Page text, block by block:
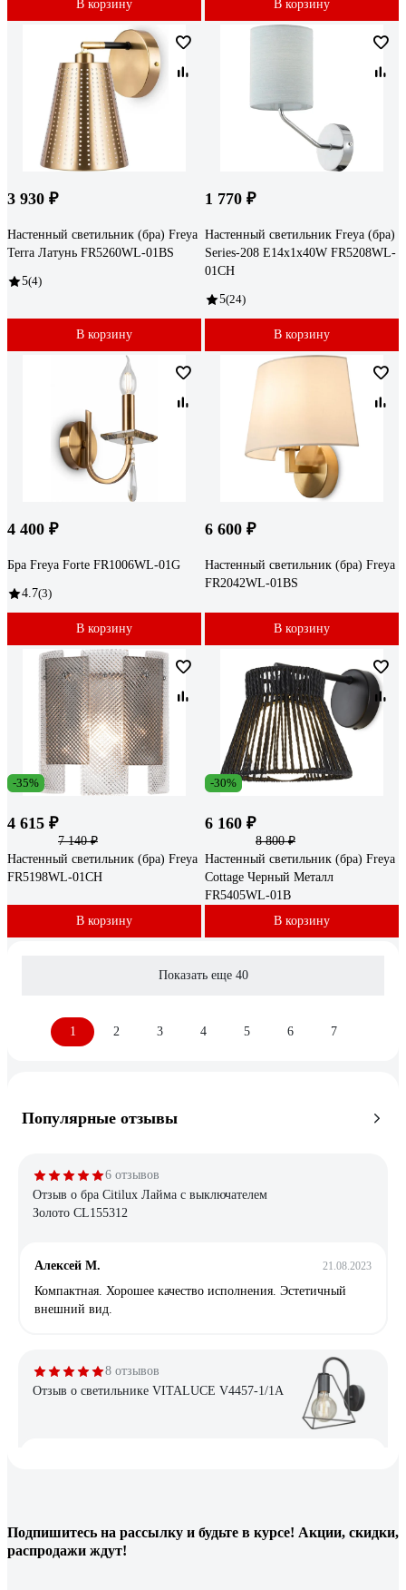
В корзину В корзину
3 930 ₽
Настенный светильник (бра) Freya
Terra Латунь FR5260WL-01BS
5(4)
В корзину
1 770 ₽
Настенный светильник Freya (бра)
Series-208 E14x1х40W FR5208WL-
01CH
5(24)
В корзину
4 400 ₽
Бра Freya Forte FR1006WL-01G
4.7(3)
В корзину
6 600 ₽
Настенный светильник (бра) Freya
FR2042WL-01BS
В корзину
-35%
4 615 ₽
7 140 ₽
Настенный светильник (бра) Freya
FR5198WL-01CH
В корзину
-30%
6 160 ₽
8 800 ₽
Настенный светильник (бра) Freya
Cottage Черный Металл
FR5405WL-01B
В корзину
Показать еще 40
1 2 3 4 5 6 7
Популярные отзывы
6 отзывов
Отзыв о бра Citilux Лайма с выключателем
Золото CL155312
Алексей М. 21.08.2023
Компактная. Хорошее качество исполнения. Эстетичный
внешний вид.
8 отзывов
Отзыв о светильнике VITALUCE V4457-1/1A
че за колхоз в отзывах..
Подпишитесь на рассылку и будьте в курсе! Акции, скидки,
распродажи ждут!